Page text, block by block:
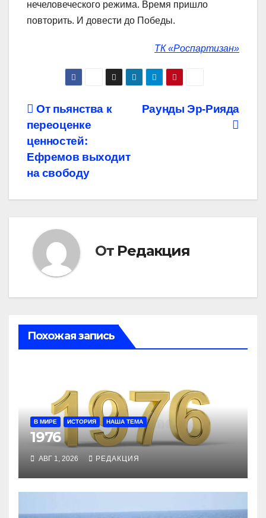
нечеловеческого режима. Время пришло
повторить. И довести до Победы.
ТК «Роспартизан»
Навигация
по
записям
Раунды Эр-Рияда
От пьянства к
переоценке
ценностей:
Ефремов выходит
на свободу
От Редакция
Похожая запись
В МИРЕ ИСТОРИЯ НАША ТЕМА
1976
АВГ 1, 2026 РЕДАКЦИЯ